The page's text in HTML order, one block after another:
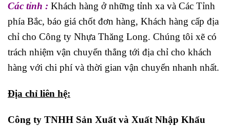
Các tỉnh : Khách hàng ở những tỉnh xa và Các Tỉnh
phía Bắc, báo giá chốt đơn hàng, Khách hàng cấp địa
chỉ cho Công ty Nhựa Thăng Long. Chúng tôi xẽ có
trách nhiệm vận chuyển thẳng tới địa chỉ cho khách
hàng với chi phí và thời gian vận chuyển nhanh nhất.
Địa chỉ liên hệ:
Công ty TNHH Sản Xuất và Xuất Nhập Khẩu